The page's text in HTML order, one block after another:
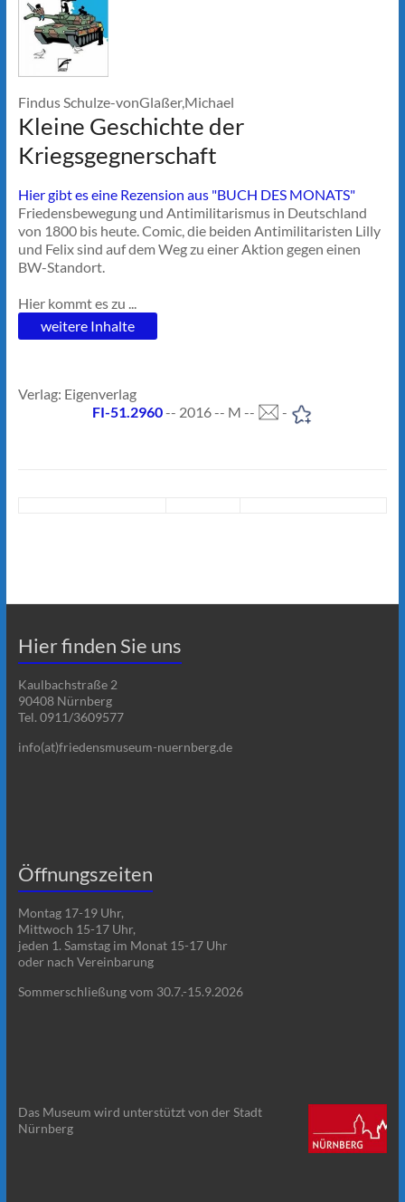
Findus Schulze-vonGlaßer,Michael
Kleine Geschichte der
Kriegsgegnerschaft
Hier gibt es eine Rezension aus "BUCH DES MONATS"
Friedensbewegung und Antimilitarismus in Deutschland
von 1800 bis heute. Comic, die beiden Antimilitaristen Lilly
und Felix sind auf dem Weg zu einer Aktion gegen einen
BW-Standort.
Hier kommt es zu ...
weitere Inhalte
Verlag: Eigenverlag
FI-51.2960-- 2016 -- M -- -
Hier finden Sie uns
Kaulbachstraße 2
90408 Nürnberg
Tel. 0911/3609577
info(at)friedensmuseum-nuernberg.de
Öffnungszeiten
Montag 17-19 Uhr,
Mittwoch 15-17 Uhr,
jeden 1. Samstag im Monat 15-17 Uhr
oder nach Vereinbarung
Sommerschließung vom 30.7.-15.9.2026
Das Museum wird unterstützt von der Stadt
Nürnberg